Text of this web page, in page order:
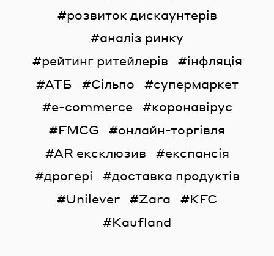
розвиток дискаунтерів
аналіз ринку
рейтинг ритейлерів
інфляція
АТБ
Сільпо
супермаркет
e-commerce
коронавірус
FMCG
онлайн-торгівля
AR ексклюзив
експансія
дрогері
доставка продуктів
Unilever
Zara
KFC
Kaufland